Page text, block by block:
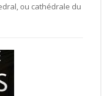
ou cathédrale du